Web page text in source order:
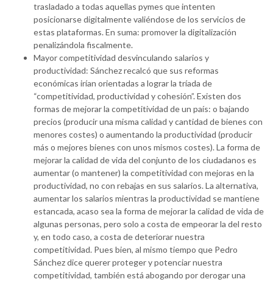
trasladado a todas aquellas pymes que intenten
posicionarse digitalmente valiéndose de los servicios de
estas plataformas. En suma: promover la digitalización
penalizándola fiscalmente.
Mayor competitividad desvinculando salarios y
productividad: Sánchez recalcó que sus reformas
económicas irían orientadas a lograr la tríada de
“competitividad, productividad y cohesión”. Existen dos
formas de mejorar la competitividad de un país: o bajando
precios (producir una misma calidad y cantidad de bienes con
menores costes) o aumentando la productividad (producir
más o mejores bienes con unos mismos costes). La forma de
mejorar la calidad de vida del conjunto de los ciudadanos es
aumentar (o mantener) la competitividad con mejoras en la
productividad, no con rebajas en sus salarios. La alternativa,
aumentar los salarios mientras la productividad se mantiene
estancada, acaso sea la forma de mejorar la calidad de vida de
algunas personas, pero solo a costa de empeorar la del resto
y, en todo caso, a costa de deteriorar nuestra
competitividad. Pues bien, al mismo tiempo que Pedro
Sánchez dice querer proteger y potenciar nuestra
competitividad, también está abogando por derogar una